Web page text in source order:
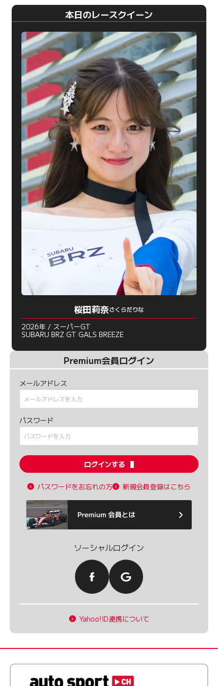
本日のレースクイーン
桜田莉奈さくらだりな
2026年 / スーパーGT
SUBARU BRZ GT GALS BREEZE
Premium会員ログイン
メールアドレス
パスワード
ログインする
パスワードをお忘れの方 新規会員登録はこちら
ソーシャルログイン
Yahoo!ID連携について